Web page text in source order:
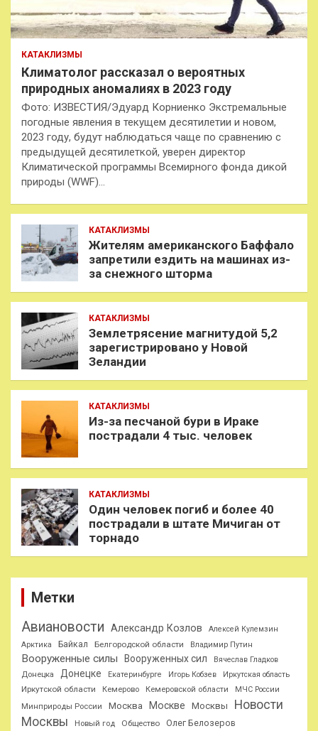
КАТАКЛИЗМЫ
Климатолог рассказал о вероятных
природных аномалиях в 2023 году
Фото: ИЗВЕСТИЯ/Эдуард Корниенко Экстремальные
погодные явления в текущем десятилетии и новом,
2023 году, будут наблюдаться чаще по сравнению с
предыдущей десятилеткой, уверен директор
Климатической программы Всемирного фонда дикой
природы (WWF)…
КАТАКЛИЗМЫ
Жителям американского Баффало
запретили ездить на машинах из-
за снежного шторма
КАТАКЛИЗМЫ
Землетрясение магнитудой 5,2
зарегистрировано у Новой
Зеландии
КАТАКЛИЗМЫ
Из-за песчаной бури в Ираке
пострадали 4 тыс. человек
КАТАКЛИЗМЫ
Один человек погиб и более 40
пострадали в штате Мичиган от
торнадо
Метки
Авиановости Александр Козлов
Алексей Кулемзин
Арктика
Байкал Белгородской области Владимир Путин
Вооруженные силы Вооруженных сил
Вячеслав Гладков
Донецка
Донецке Екатеринбурге Игорь Кобзев Иркутская область
Иркутской области Кемерово Кемеровской области
МЧС России
Минприроды России
Москва Москве Москвы
Новости
Москвы
Новый год Общество Олег Белозеров